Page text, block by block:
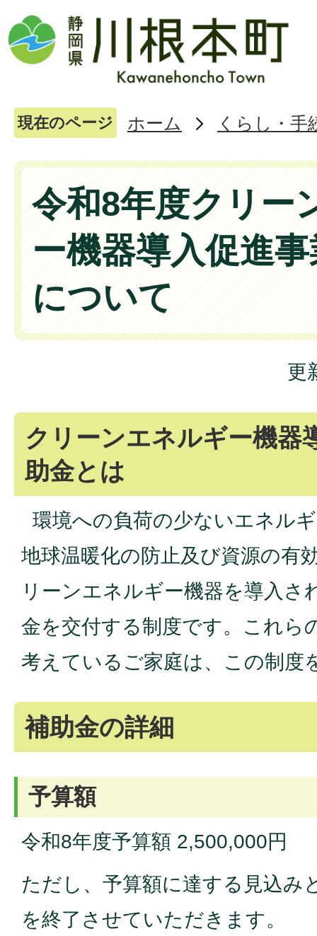
現在のページ ホーム くらし・手
令和8年度クリー
ー機器導入促進
について
更
クリーンエネルギー機器
助金とは
環境への負荷の少ないエネル
地球温暖化の防止及び資源の有
リーンエネルギー機器を導入さ
金を交付する制度です。これら
考えているご家庭は、この制度
補助金の詳細
予算額
令和8年度予算額 2,500,000円
ただし、予算額に達する見込み
を終了させていただきます。